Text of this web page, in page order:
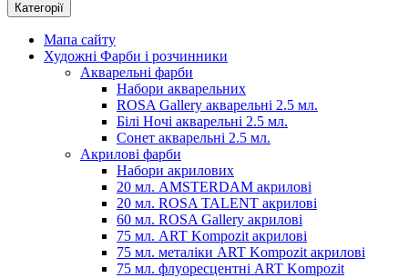
Категорії
Мапа сайту
Художні Фарби і розчинники
Акварельні фарби
Набори акварельних
ROSA Gallery акварельні 2.5 мл.
Білі Ночі акварельні 2.5 мл.
Сонет акварельні 2.5 мл.
Акрилові фарби
Набори акрилових
20 мл. AMSTERDAM акрилові
20 мл. ROSA TALENT акрилові
60 мл. ROSA Gallery акрилові
75 мл. ART Kompozit акрилові
75 мл. металіки ART Kompozit акрилові
75 мл. флуоресцентні ART Kompozit